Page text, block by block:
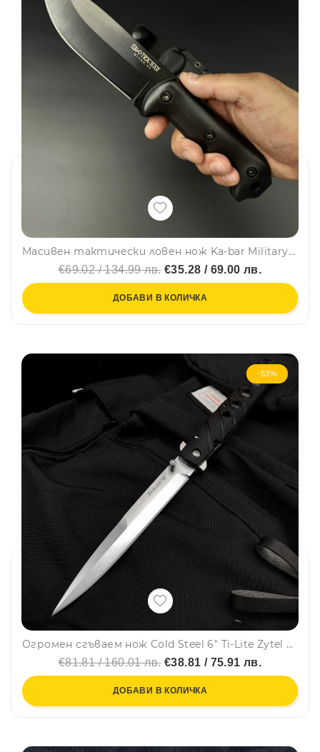
Масивен тактически ловен нож Ka-bar Military BK02 Black - черно острие
€69.02 / 134.99 лв.€35.28 / 69.00 лв.
ДОБАВИ В КОЛИЧКА
-53%
Огромен сгъваем нож Cold Steel 6" Ti-Lite Zytel Handle, стомана AUS-8, 33. см!!!
€81.81 / 160.01 лв.€38.81 / 75.91 лв.
ДОБАВИ В КОЛИЧКА